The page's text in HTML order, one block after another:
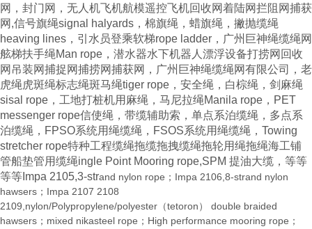
网，封门网， 无人机飞机航模遥控飞机回收网着陆网拦阻网捕获
网 ,信号旗绳signal halyards ，棉旗绳，蜡旗绳，撇抛缆绳
heaving lines ，引水员登乘软梯rope ladder ，广州巨神绳缆绳网
舷梯扶手绳Man rope ，潜水器水下机器人漂浮设备打捞网回收
网吊装网捕捉网捕捞网捕获网，广州巨神绳缆绳网有限公司，老
虎绳虎斑绳标志绳斑马绳tiger rope ，安全绳，白棕绳，剑麻绳
sisal rope ，工地打桩机用麻绳，马尼拉绳Manila rope ， PET
messenger rope信使绳，带缆辅助索，单点系泊缆绳，多点系
泊缆绳， FPSO系统用绳缆绳， FSOS系统用绳缆绳， Towing
stretcher rope特种工程缆绳拖缆拖拽缆绳拖轮用绳拖绳海工铺
管船垫管用缆绳ingle Point Mooring rope,SPM 提油大缆，等等
等等 Impa 2105,3-strand nylon rope；Impa 2106,8-strand nylon
hawsers；Impa 2107 2108
2109,nylon/Polypropylene/polyester（tetoron） double braided
hawsers；mixed nikasteel rope；High performance mooring rope；